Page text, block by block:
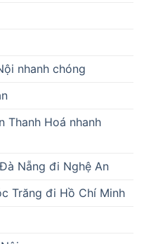
nhanh chóng
Thanh Hoá nhanh
Nẵng đi Nghệ An
Trăng đi Hồ Chí Minh